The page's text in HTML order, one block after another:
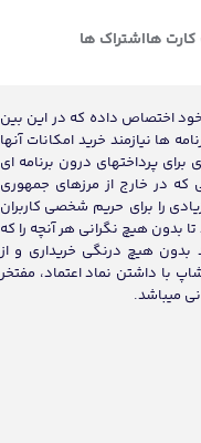
هااشتراک ها
خود اختصاص داده که در این بین
ها نیازمند خرید امکانات آنها
برای پرداختهای درون برنامه ای
که در خارج از مرزهای جمهوری
را برای حریم شخصی کاربران
بدون هیچ نگرانی هر آنچه را که
بدون هیچ درنگی خریداری و از
با داشتن نماد اعتماد، مفتخر